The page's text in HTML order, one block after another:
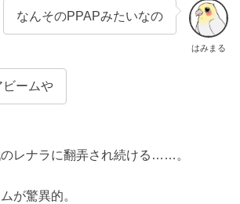
はみまる
なんそのPPAPみたいなの
ビームや
レナラに翻弄され続ける……。
が驚異的。